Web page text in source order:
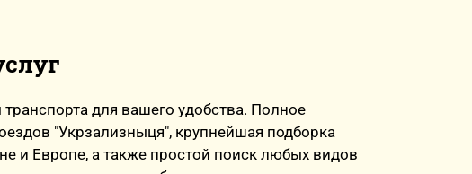
для вашего удобства. Полное
"Укрзализныця", крупнейшая подборка
и Европе, а также простой поиск любых видов